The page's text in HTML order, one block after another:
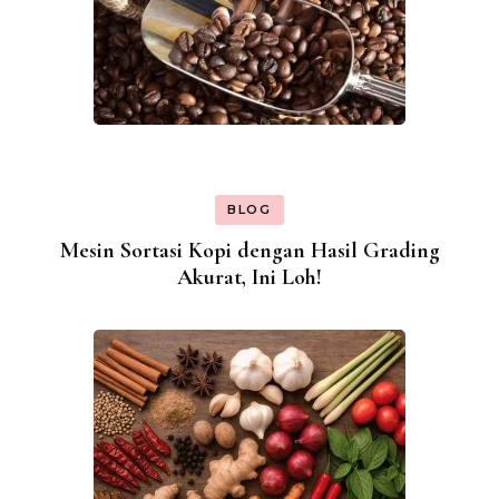
BLOG
Mesin Sortasi Kopi dengan Hasil Grading
Akurat, Ini Loh!